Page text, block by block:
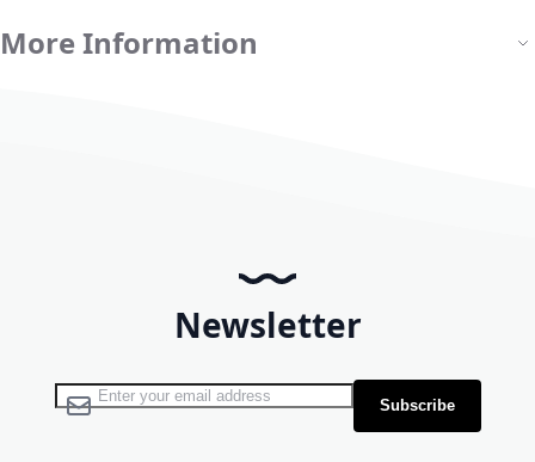
More Information
Newsletter
Sign Up for Our Newsletter: Subscribe